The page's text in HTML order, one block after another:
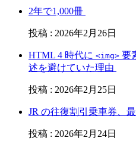
2年で1,000冊
投稿 : 2026年2月26日
HTML 4 時代に <img> 要
述を避けていた理由
投稿 : 2026年2月25日
JR の往復割引乗車券、
投稿 : 2026年2月24日